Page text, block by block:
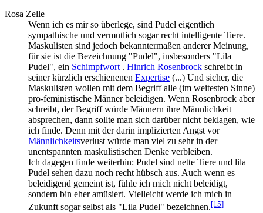
Rosa Zelle
Wenn ich es mir so überlege, sind Pudel eigentlich
sympathische und vermutlich sogar recht intelligente Tiere.
Maskulisten sind jedoch bekanntermaßen anderer Meinung,
für sie ist die Bezeichnung "Pudel", insbesonders "Lila
Pudel", ein Schimpfwort . Hinrich Rosenbrock schreibt in
seiner kürzlich erschienenen Expertise (...) Und sicher, die
Maskulisten wollen mit dem Begriff alle (im weitesten Sinne)
pro-feministische Männer beleidigen. Wenn Rosenbrock aber
schreibt, der Begriff würde Männern ihre Männlichkeit
absprechen, dann sollte man sich darüber nicht beklagen, wie
ich finde. Denn mit der darin implizierten Angst vor
Männlichkeits­verlust würde man viel zu sehr in der
unentspannten maskulistischen Denke verbleiben.
Ich dagegen finde weiterhin: Pudel sind nette Tiere und lila
Pudel sehen dazu noch recht hübsch aus. Auch wenn es
beleidigend gemeint ist, fühle ich mich nicht beleidigt,
sondern bin eher amüsiert. Vielleicht werde ich mich in
Zukunft sogar selbst als "Lila Pudel" bezeichnen.[15]